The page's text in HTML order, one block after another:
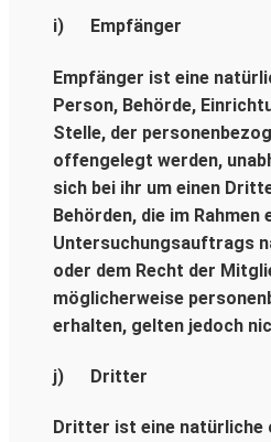
i) Empfänger
Empfänger ist eine
Person, Behörde,
Stelle, der
offengelegt werden,
sich bei ihr um einen
Behörden, die im
Untersuchungsauftrags
oder dem Recht der
möglicherweise
erhalten, gelten jedoch
j) Dritter
Dritter ist eine natürliche